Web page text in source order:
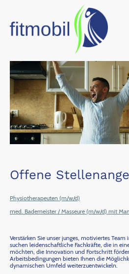
Offene
Physiotherapeuten (m/w/d)
med. Bademeister / Masseure (m/w/d) mit
Verstärken Sie unser junges, motiviertes
suchen leidenschaftliche Fachkräfte, die in
möchten, die Innovation und Fortschritt
Arbeitsbedingungen bieten Ihnen die
dynamischen Umfeld weiterzuentwickeln.